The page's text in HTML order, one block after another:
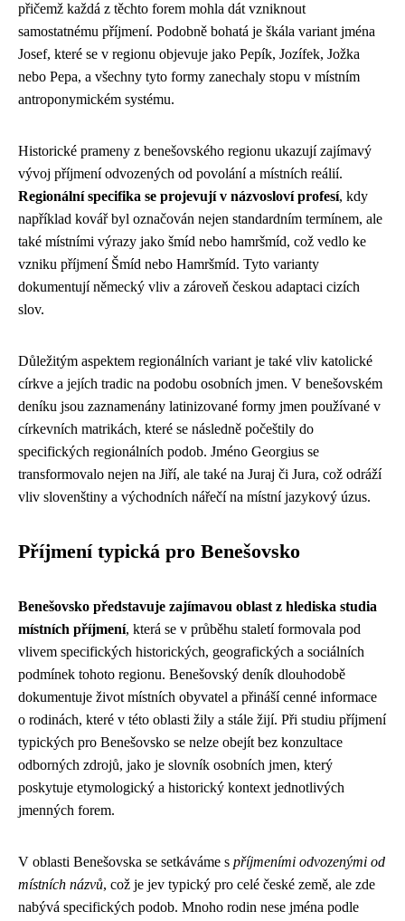
přičemž každá z těchto forem mohla dát vzniknout
samostatnému příjmení. Podobně bohatá je škála variant jména
Josef, které se v regionu objevuje jako Pepík, Jozífek, Jožka
nebo Pepa, a všechny tyto formy zanechaly stopu v místním
antroponymickém systému.
Historické prameny z benešovského regionu ukazují zajímavý
vývoj příjmení odvozených od povolání a místních reálií.
Regionální specifika se projevují v názvosloví profesí, kdy
například kovář byl označován nejen standardním termínem, ale
také místními výrazy jako šmíd nebo hamršmíd, což vedlo ke
vzniku příjmení Šmíd nebo Hamršmíd. Tyto varianty
dokumentují německý vliv a zároveň českou adaptaci cizích
slov.
Důležitým aspektem regionálních variant je také vliv katolické
církve a jejích tradic na podobu osobních jmen. V benešovském
deníku jsou zaznamenány latinizované formy jmen používané v
církevních matrikách, které se následně počeštily do
specifických regionálních podob. Jméno Georgius se
transformovalo nejen na Jiří, ale také na Juraj či Jura, což odráží
vliv slovenštiny a východních nářečí na místní jazykový úzus.
Příjmení typická pro Benešovsko
Benešovsko představuje zajímavou oblast z hlediska studia
místních příjmení, která se v průběhu staletí formovala pod
vlivem specifických historických, geografických a sociálních
podmínek tohoto regionu. Benešovský deník dlouhodobě
dokumentuje život místních obyvatel a přináší cenné informace
o rodinách, které v této oblasti žily a stále žijí. Při studiu příjmení
typických pro Benešovsko se nelze obejít bez konzultace
odborných zdrojů, jako je slovník osobních jmen, který
poskytuje etymologický a historický kontext jednotlivých
jmenných forem.
V oblasti Benešovska se setkáváme s příjmeními odvozenými od
místních názvů, což je jev typický pro celé české země, ale zde
nabývá specifických podob. Mnoho rodin nese jména podle